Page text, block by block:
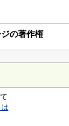
の著作権